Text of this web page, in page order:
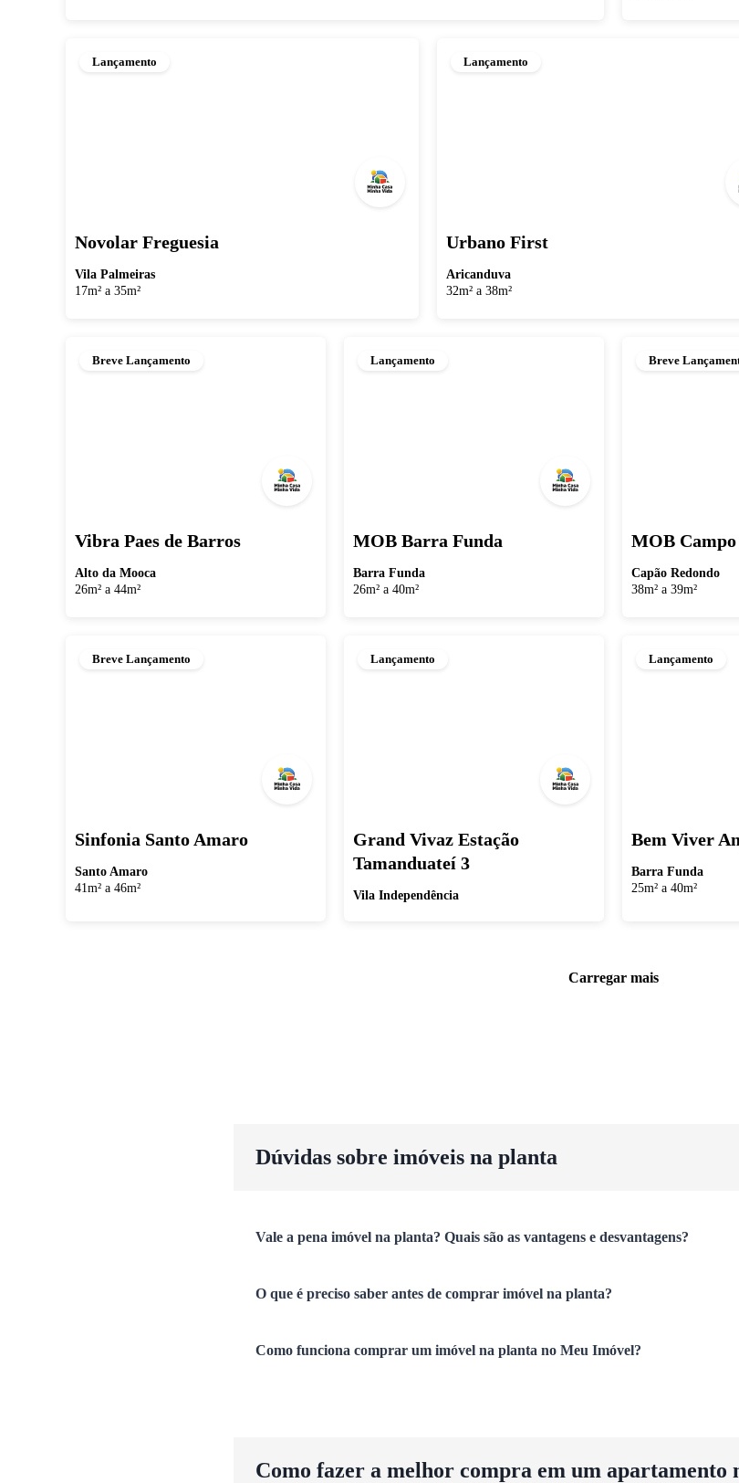
Lançamento
Novolar Freguesia
Vila Palmeiras
17m² a 35m²
Lançamento
Urbano First
Aricanduva
32m² a 38m²
Breve Lançamento
Vibra Paes de Barros
Alto da Mooca
26m² a 44m²
Lançamento
MOB Barra Funda
Barra Funda
26m² a 40m²
Breve
MOB
Capão Redondo
38m² a 39m²
Breve Lançamento
Sinfonia Santo Amaro
Santo Amaro
41m² a 46m²
Lançamento
Grand Vivaz Estação
Tamanduateí 3
Vila Independência
Lançamento
Bem Viver
Barra Funda
25m² a 40m²
Carregar mais
Dúvidas sobre imóveis na planta
Vale a pena imóvel na planta? Quais são as vantagens e desvantagens?
O que é preciso saber antes de comprar imóvel na planta?
Como funciona comprar um imóvel na planta no Meu Imóvel?
Como fazer a melhor compra em um apartamento